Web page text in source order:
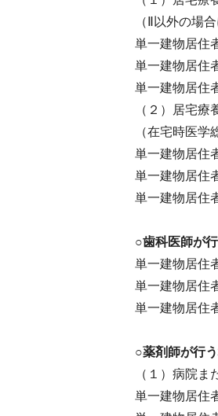
（Ⅱ以外の場
単一建物居
単一建物居
単一建物居
（２）居宅療
（在宅時医
単一建物居
単一建物居
単一建物居
○歯科医師が
単一建物居
単一建物居
単一建物居
○薬剤師が行
（１）病院ま
単一建物居